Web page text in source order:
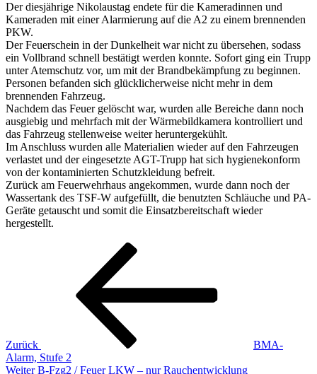
Der diesjährige Nikolaustag endete für die Kameradinnen und
Kameraden mit einer Alarmierung auf die A2 zu einem brennenden
PKW.
Der Feuerschein in der Dunkelheit war nicht zu übersehen, sodass
ein Vollbrand schnell bestätigt werden konnte. Sofort ging ein Trupp
unter Atemschutz vor, um mit der Brandbekämpfung zu beginnen.
Personen befanden sich glücklicherweise nicht mehr in dem
brennenden Fahrzeug.
Nachdem das Feuer gelöscht war, wurden alle Bereiche dann noch
ausgiebig und mehrfach mit der Wärmebildkamera kontrolliert und
das Fahrzeug stellenweise weiter heruntergekühlt.
Im Anschluss wurden alle Materialien wieder auf den Fahrzeugen
verlastet und der eingesetzte AGT-Trupp hat sich hygienekonform
von der kontaminierten Schutzkleidung befreit.
Zurück am Feuerwehrhaus angekommen, wurde dann noch der
Wassertank des TSF-W aufgefüllt, die benutzten Schläuche und PA-
Geräte getauscht und somit die Einsatzbereitschaft wieder
hergestellt.
Beitragsnavigation
Zurück
BMA-
Alarm, Stufe 2
Nächster
Weiter B-Fzg2 / Feuer LKW – nur Rauchentwicklung